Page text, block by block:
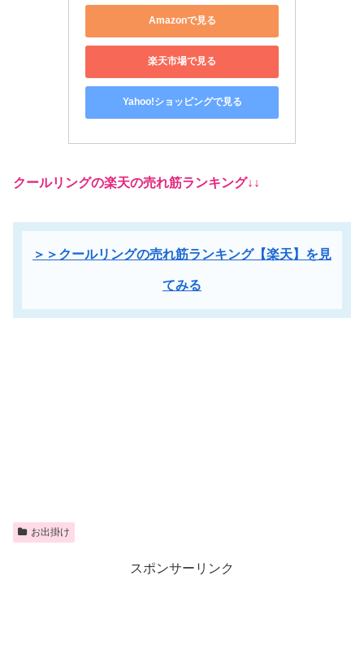
Amazonで見る
楽天市場で見る
Yahoo!ショッピングで見る
クールリングの楽天の売れ筋ランキング↓↓
＞＞クールリングの売れ筋ランキング【楽天】を見
てみる
お出掛け
スポンサーリンク